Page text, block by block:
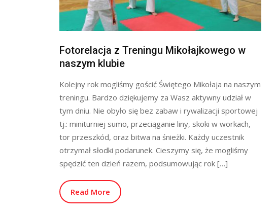
Fotorelacja z Treningu Mikołajkowego w
naszym klubie
Kolejny rok mogliśmy gościć Świętego Mikołaja na naszym
treningu. Bardzo dziękujemy za Wasz aktywny udział w
tym dniu. Nie obyło się bez zabaw i rywalizacji sportowej
tj.: miniturniej sumo, przeciąganie liny, skoki w workach,
tor przeszkód, oraz bitwa na śnieżki. Każdy uczestnik
otrzymał słodki podarunek. Cieszymy się, że mogliśmy
spędzić ten dzień razem, podsumowując rok […]
Read More